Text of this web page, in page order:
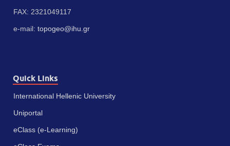
FAX: 2321049117
e-mail: topogeo@ihu.gr
Quick Links
International Hellenic University
Uniportal
eClass (e-Learning)